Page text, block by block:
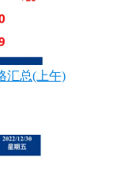
汇总(上午)